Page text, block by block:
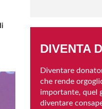
DIVENTA
Diventare
che rende
importante, quel
diventare